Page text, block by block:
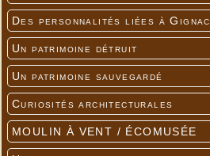
Des personnalités liées à Gignac
Un patrimoine détruit
Un patrimoine sauvegardé
Curiosités architecturales
MOULIN À VENT / ÉCOMUSÉE